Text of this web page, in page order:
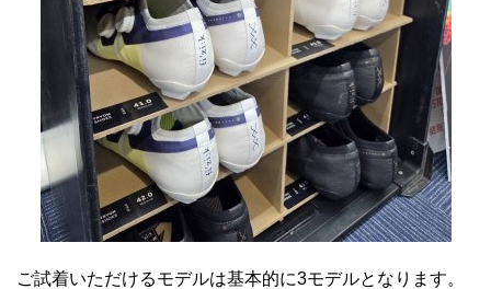
ご試着いただけるモデルは基本的に3モデルとなります。